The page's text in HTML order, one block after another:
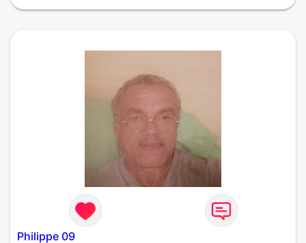
Philippe 09